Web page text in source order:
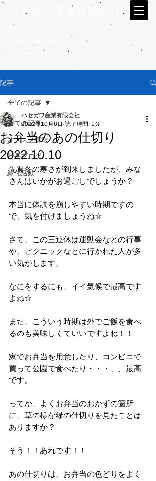
ハセガワ産業有限会社
お探しのものを、あなたのお手元へ大切にお届けします。
hasegawasangyo@ah.wakwak.com
記事
全ての記事
オススメ情報
社長ブログ
緑化活動
全ての記事
お弁当のあの仕切り
2022.10.10
ハセガワ産業有限会社
2022年10月8日 読了時間: 1分
先週冬の寒さが到来しましたが、みな
さんはいかがお過ごしでしょうか？
本当に体調を崩しやすい時期ですの
で、気を付けましょうね☆
さて、この三連休は運動会などの行事
や、ピクニックなどに行かれた人が多
い気がします。
なにをするにも、イイ気候で最高です
よね☆
また、こういう時期は外でご飯を食べ
るのも美味しくていいですよね！！
家でお弁当を用意したり、コンビニで
買って公園で食べたり・・・、、最高
です。
ってか、よくお弁当のおかずの箇所
に、草の様な緑の仕切りを見たことは
ありますか？
そう！！あれです！！
あの仕切りは、お弁当の色どりをよく